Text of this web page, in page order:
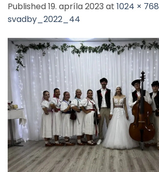
Published19. apríla 2023 at 1024 × 768
svadby_2022_44